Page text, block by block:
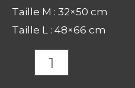
Taille M : 32×50 cm
Taille L : 48×66 cm